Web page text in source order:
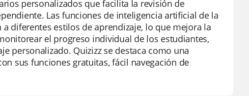
personalizados que facilita la revisión de
Las funciones de inteligencia artificial de la
diferentes estilos de aprendizaje, lo que mejora la
el progreso individual de los estudiantes,
personalizado. Quizizz se destaca como una
sus funciones gratuitas, fácil navegación de